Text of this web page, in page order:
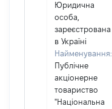
Юридична
особа,
зареєстрована
в Україні
Найменування:
Публічне
акціонерне
товариство
"Національна